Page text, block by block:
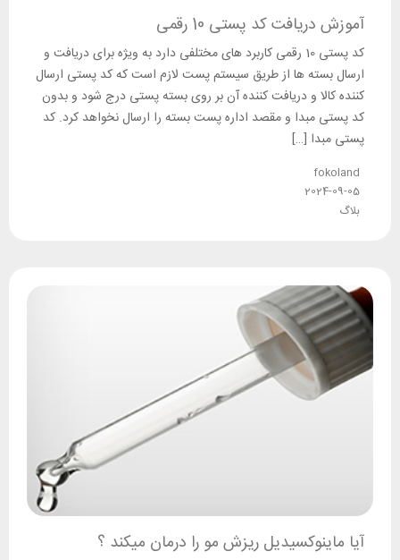
آموزش دریافت کد پستی 10 رقمی
کد پستی 10 رقمی کاربرد های مختلفی دارد به ویژه برای دریافت و
ارسال بسته ها از طریق سیستم پست لازم است که کد پستی ارسال
کننده کالا و دریافت کننده آن بر روی بسته پستی درج شود و بدون
کد پستی مبدا و مقصد اداره پست بسته را ارسال نخواهد کرد. کد
پستی مبدا […]
fokoland
2024-09-05
بلاگ
آیا ماینوکسیدیل ریزش مو را درمان میکند ؟